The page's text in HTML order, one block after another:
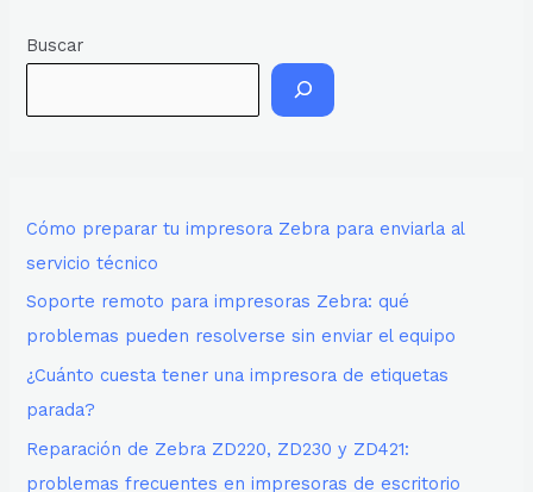
Buscar
Cómo preparar tu impresora Zebra para enviarla al
servicio técnico
Soporte remoto para impresoras Zebra: qué
problemas pueden resolverse sin enviar el equipo
¿Cuánto cuesta tener una impresora de etiquetas
parada?
Reparación de Zebra ZD220, ZD230 y ZD421:
problemas frecuentes en impresoras de escritorio